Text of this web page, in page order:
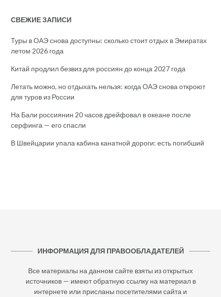
СВЕЖИЕ ЗАПИСИ
Туры в ОАЭ снова доступны: сколько стоит отдых в Эмиратах
летом 2026 года
Китай продлил безвиз для россиян до конца 2027 года
Летать можно, но отдыхать нельзя: когда ОАЭ снова откроют
для туров из России
На Бали россиянин 20 часов дрейфовал в океане после
серфинга — его спасли
В Швейцарии упала кабина канатной дороги: есть погибший
ИНФОРМАЦИЯ ДЛЯ ПРАВООБЛАДАТЕЛЕЙ
Все материалы на данном сайте взяты из открытых
источников — имеют обратную ссылку на материал в
интернете или присланы посетителями сайта и